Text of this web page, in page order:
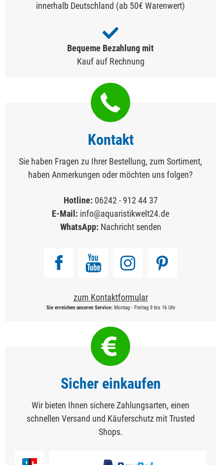
innerhalb Deutschland (ab 50€ Warenwert)
Bequeme Bezahlung mit
Kauf auf Rechnung
Kontakt
Sie haben Fragen zu Ihrer Bestellung, zum Sortiment,
haben Anmerkungen oder möchten uns folgen?
Hotline: 06242 - 912 44 37
E-Mail: info@aquaristikwelt24.de
WhatsApp: Nachricht senden
zum Kontaktformular
Sie erreichen unseren Service:Montag - Freitag 9 bis 16 Uhr
Sicher einkaufen
Wir bieten Ihnen sichere Zahlungsarten, einen
schnellen Versand und Käuferschutz mit Trusted
Shops.